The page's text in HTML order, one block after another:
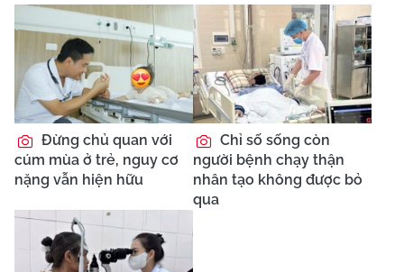
Đừng chủ quan với
cúm mùa ở trẻ, nguy cơ
nặng vẫn hiện hữu
Chỉ số sống còn
người bệnh chạy thận
nhân tạo không được bỏ
qua